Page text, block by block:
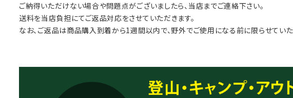
ご納得いただけない場合や問題点がございましたら、当店までご連絡下さい。
送料を当店負担にてご返品対応をさせていただきます。
なお、ご返品は商品購入到着から1週間以内で、野外でご使用になる前に限らせていた